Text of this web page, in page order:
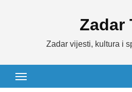
Zadar
Zadar vijesti, kultura i